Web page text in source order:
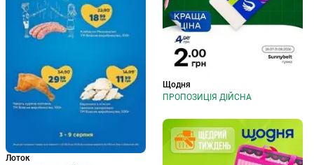
Лоток
Щодня
ПРОПОЗИЦІЯ ДІЙСНА